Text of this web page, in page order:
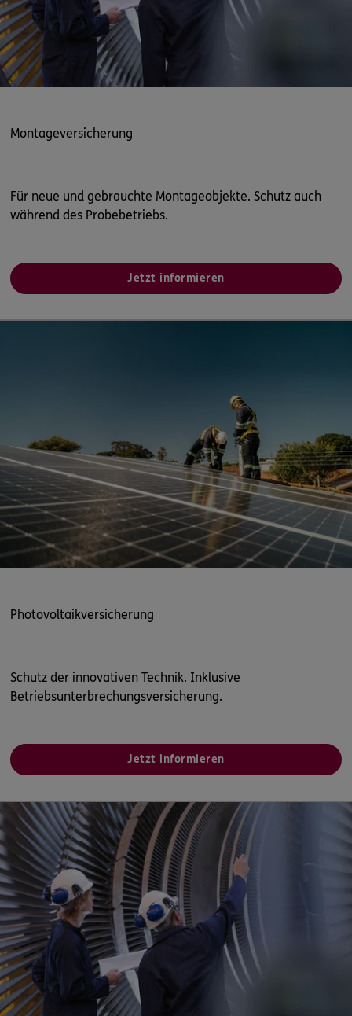
Montageversicherung
Für neue und gebrauchte Montageobjekte. Schutz auch
während des Probebetriebs.
Jetzt informieren
Photovoltaikversicherung
Schutz der innovativen Technik. Inklusive
Betriebsunterbrechungsversicherung.
Jetzt informieren